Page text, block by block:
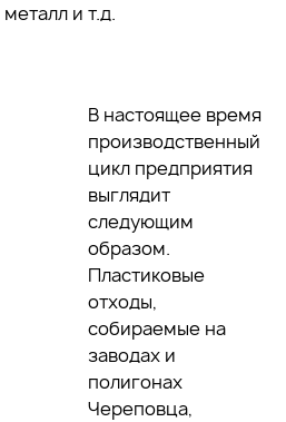
и т.д.
В настоящее время
производственный
цикл предприятия
выглядит
следующим
образом.
Пластиковые
отходы,
собираемые на
заводах и
полигонах
Череповца,